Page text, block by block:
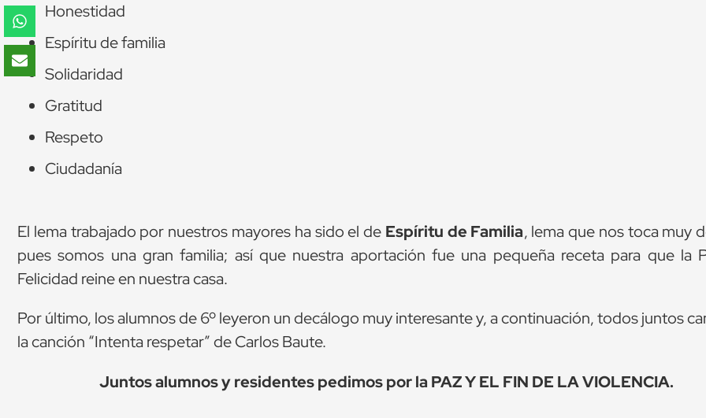
Honestidad
Espíritu de familia
Solidaridad
Gratitud
Respeto
Ciudadanía
El lema trabajado por nuestros mayores ha sido el de Espíritu de Familia, lema que nos toca muy
pues somos una gran familia; así que nuestra aportación fue una pequeña receta para que la
Felicidad reine en nuestra casa.
Por último, los alumnos de 6º leyeron un decálogo muy interesante y, a continuación, todos juntos
la canción “Intenta respetar” de Carlos Baute.
Juntos alumnos y residentes pedimos por la PAZ Y EL FIN DE LA VIOLENCIA.